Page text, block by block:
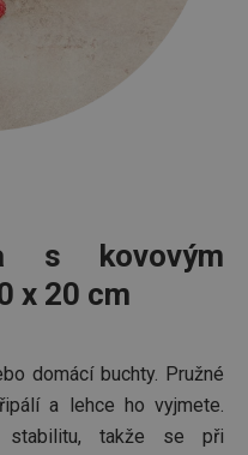
s kovovým
x 20 cm
domácí buchty. Pružné
a lehce ho vyjmete.
stabilitu, takže se při